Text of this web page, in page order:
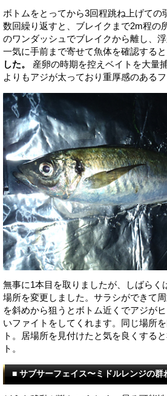
ボトムをとってから3回程跳ね上げての
数回繰り返すと、ブレイクまで2m程の
のワンダッシュでブレイクから離し、
一気に手前まで寄せて魚体を確認すると
した。
産卵の時期を控えベイトを大量
よりもアジが太っており重厚感のあるフ
無事に1本目を取りましたが、しばらく
場所を変更しました。サラシができて
を斜めから狙うとボトム近くでアジが
いファイトをしてくれます。同じ場所
ト。居場所を見付けたと気を良くする
ト。
■ サブサーフェイス〜ミドルレンジの群